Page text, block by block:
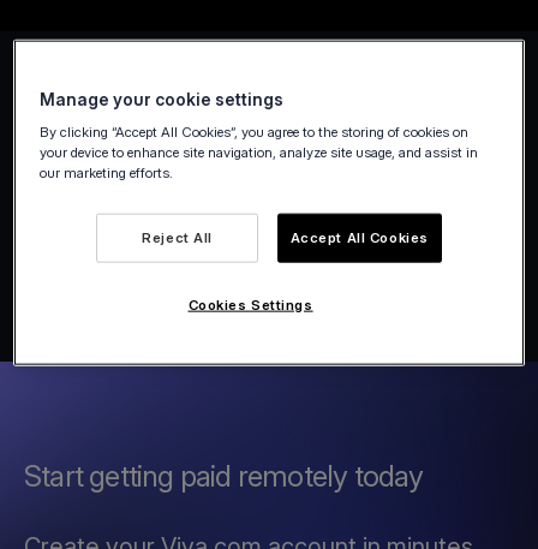
Start getting paid remotely today
Manage your cookie settings
By clicking “Accept All Cookies”, you agree to the storing of cookies on
your device to enhance site navigation, analyze site usage, and assist in
our marketing efforts.
Reject All Accept All Cookies
Cookies Settings